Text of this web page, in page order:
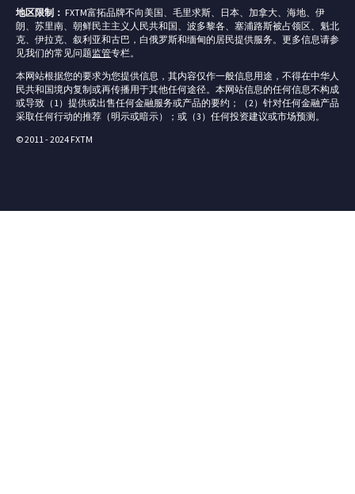
地区限制： FXTM富拓品牌不向美国、毛里求斯、日本、加拿大、海地、伊
朗、苏里南、朝鲜民主主义人民共和国、波多黎各、塞浦路斯被占领区、魁北
克、伊拉克、叙利亚和古巴，白俄罗斯和缅甸的居民提供服务。更多信息请参
见我们的常见问题监管专栏。
本网站根据您的要求为您提供信息，其内容仅作一般信息用途，不得在中华人
民共和国境内复制或再传播用于其他任何途径。本网站信息的任何信息不构成
或导致（1）提供或出售任何金融服务或产品的要约；（2）针对任何金融产品
采取任何行动的推荐（明示或暗示）；或（3）任何投资建议或市场预测。
© 2011 - 2024 FXTM